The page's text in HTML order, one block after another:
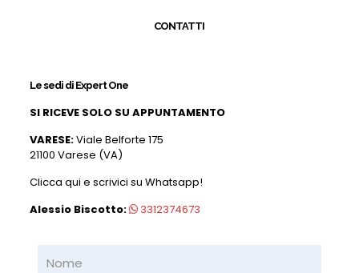
CONTATTI
Le sedi di Expert One
SI RICEVE SOLO SU APPUNTAMENTO
VARESE:Viale Belforte 175
21100 Varese (VA)
Clicca qui e scrivici su Whatsapp!
Alessio Biscotto:
3312374673